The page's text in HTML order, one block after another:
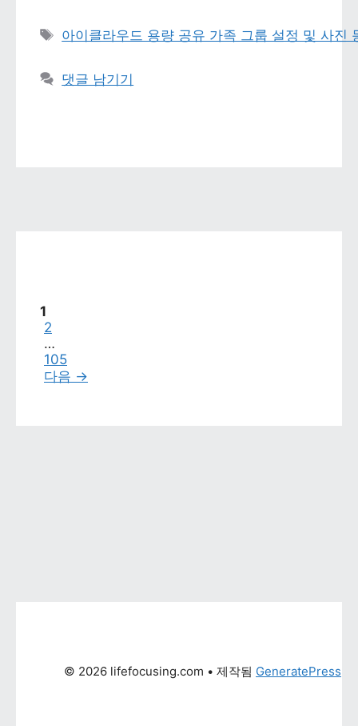
태그
아이클라우드 용량 공유 가족 그룹 설정 및 사진
댓글 남기기
페이지
1
페이지
2
…
페이지
105
다음 →
© 2026 lifefocusing.com • 제작됨 GeneratePress